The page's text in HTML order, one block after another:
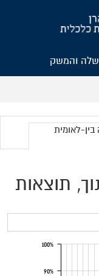
והמשק
בין-לאומית
תוצאות
90%
100%